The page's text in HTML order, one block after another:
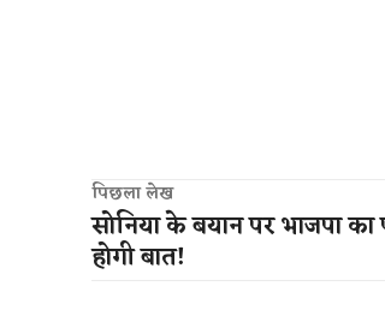
पिछला लेख
सोनिया के बयान पर भाजपा
होगी बात!